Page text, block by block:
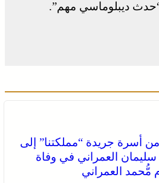
“حدث ديبلوماسي مهم”.
أسرة جريدة “مملكتنا” إلى
سليمان العمراني في وفاة
مُّحمد العمراني